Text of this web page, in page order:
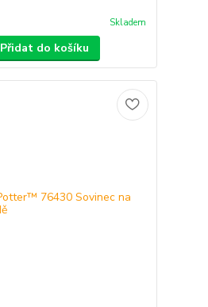
Skladem
Přidat do košíku